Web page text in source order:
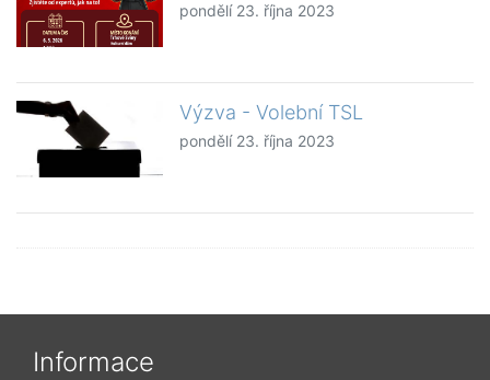
pondělí 23. října 2023
Výzva - Volební TSL
pondělí 23. října 2023
Informace